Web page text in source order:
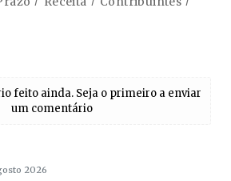
feito ainda. Seja o primeiro a enviar
um comentário
2026